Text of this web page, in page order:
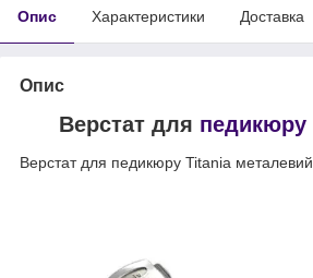
Опис Характеристики Доставка
Опис
Верстат для педикюру
Верстат для педикюру Titania металевий